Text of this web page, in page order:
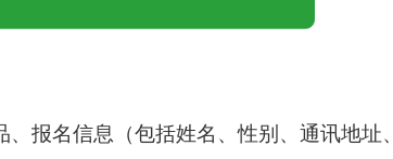
报名信息（包括姓名、性别、通讯地址、